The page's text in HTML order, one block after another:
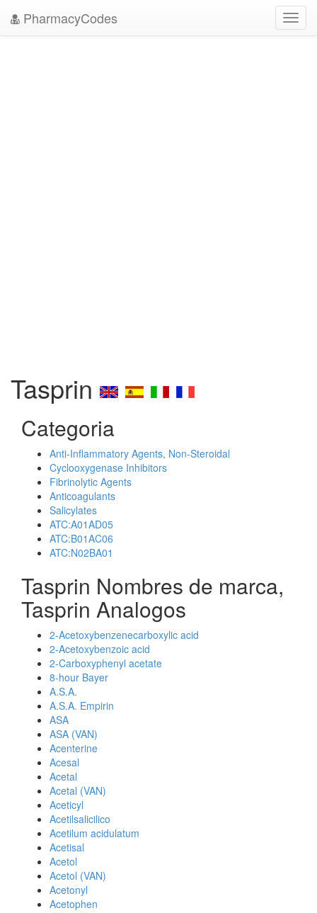
PharmacyCodes
Tasprin
Categoria
Anti-Inflammatory Agents, Non-Steroidal
Cyclooxygenase Inhibitors
Fibrinolytic Agents
Anticoagulants
Salicylates
ATC:A01AD05
ATC:B01AC06
ATC:N02BA01
Tasprin Nombres de marca,
Tasprin Analogos
2-Acetoxybenzenecarboxylic acid
2-Acetoxybenzoic acid
2-Carboxyphenyl acetate
8-hour Bayer
A.S.A.
A.S.A. Empirin
ASA
ASA (VAN)
Acenterine
Acesal
Acetal
Acetal (VAN)
Aceticyl
Acetilsalicilico
Acetilum acidulatum
Acetisal
Acetol
Acetol (VAN)
Acetonyl
Acetophen